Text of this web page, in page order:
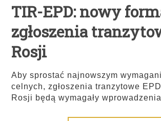
TIR-EPD: nowy
zgłoszenia
Rosji
Aby sprostać najnowszym
celnych, zgłoszenia tranzytowe
Rosji będą wymagały wprowadzenia